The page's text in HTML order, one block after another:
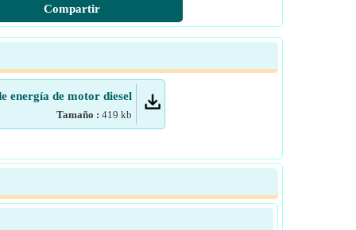
Compartir
energía de motor diesel
Tamaño : 419 kb